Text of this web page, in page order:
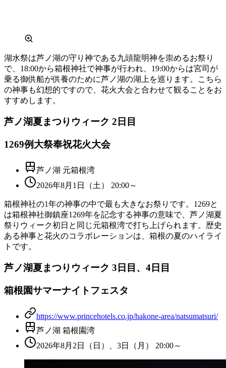
湖水祭は芦ノ湖の守り神である九頭龍明神を崇めるお祭り
で、18:00から箱根神社で神事が行われ、19:00からは宮司が
乗る御供船が供養のために芦ノ湖の湖上を巡ります。こちら
の神事も幻想的ですので、花火大会と合わせて観ることをお
すすめします。
芦ノ湖夏まつりウィーク 2日目
1269例大祭奉祝花火大会
芦ノ湖 元箱根湾
2026年8月1日（土） 20:00～
箱根神社の1年の神事の中で最も大きなお祭りです。1269と
は箱根神社御鎮座1269年を記念する神事の意味で、芦ノ湖夏
祭りウィーク初日と同じ元箱根湾で打ち上げられます。歴史
ある神事と花火のコラボレーションは、箱根の夏のハイライ
トです。
芦ノ湖夏まつりウィーク 3日目、4日目
箱根園サマーナイトフェスタ
https://www.princehotels.co.jp/hakone-area/natsumatsuri/
芦ノ湖 箱根園湾
2026年8月2日（日）、3日（月） 20:00～